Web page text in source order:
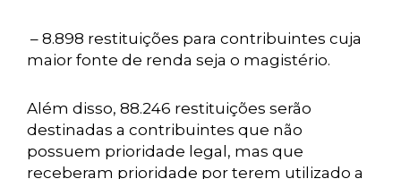
– 8.898 restituições para contribuintes cuja
maior fonte de renda seja o magistério.
Além disso, 88.246 restituições serão
destinadas a contribuintes que não
possuem prioridade legal, mas que
receberam prioridade por terem utilizado a